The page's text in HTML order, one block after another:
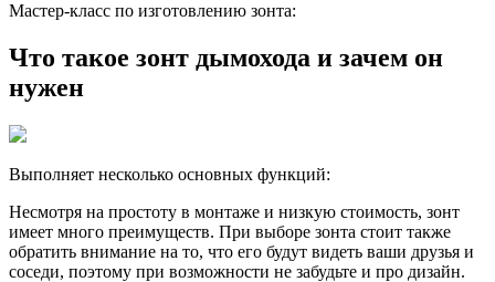
Мастер-класс по изготовлению зонта:
Что такое зонт дымохода и зачем он
нужен
Выполняет несколько основных функций:
Несмотря на простоту в монтаже и низкую стоимость, зонт
имеет много преимуществ. При выборе зонта стоит также
обратить внимание на то, что его будут видеть ваши друзья и
соседи, поэтому при возможности не забудьте и про дизайн.